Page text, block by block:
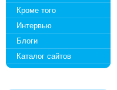
Кроме того
Интервью
Блоги
Каталог сайтов